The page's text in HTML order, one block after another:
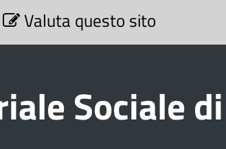
Valuta questo sito
Sociale